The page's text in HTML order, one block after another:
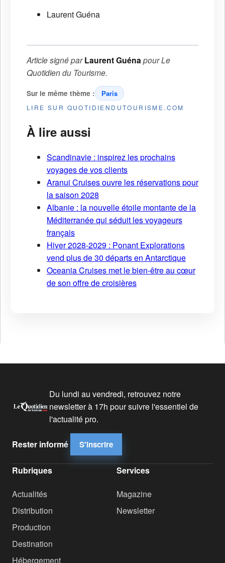
Laurent Guéna
Article signé parLaurent Guéna pourLe
Quotidien du Tourisme.
Sur le même thème : Paris
LIRE SUR QUOTIDIENDUTOURISME.COM
À lire aussi
Scandinavie : inspirez les prochains
voyages de vos clients
Aranui Cruises ouvre les réservations pour
la saison 2028
Albanie : la nouvelle étoile montante de la
Méditerranée qui séduit les voyageurs
français
Hiver 2028-2029 : Ponant Explorations
vend plus de 30 départs en Antarctique
Oceania Cruises met le bien-être au cœur
de son offre de croisières
Du lundi au vendredi, retrouvez notre
newsletter à 17h pour suivre l'essentiel de
l'actualité pro.
Rester informé S'inscrire
Rubriques
Actualités
Distribution
Production
Destination
Hébergement
Services
Magazine
Newsletter